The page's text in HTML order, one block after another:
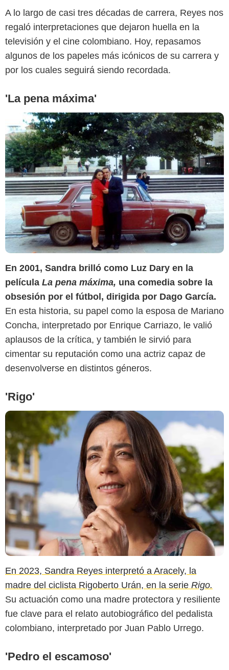
A lo largo de casi tres décadas de carrera, Reyes nos
regaló interpretaciones que dejaron huella en la
televisión y el cine colombiano. Hoy, repasamos
algunos de los papeles más icónicos de su carrera y
por los cuales seguirá siendo recordada.
'La pena máxima'
En 2001, Sandra brilló como Luz Dary en la
película La pena máxima, una comedia sobre la
obsesión por el fútbol, dirigida por Dago García.
En esta historia, su papel como la esposa de Mariano
Concha, interpretado por Enrique Carriazo, le valió
aplausos de la crítica, y también le sirvió para
cimentar su reputación como una actriz capaz de
desenvolverse en distintos géneros.
'Rigo'
El Universal
En 2023, Sandra Reyes interpretó a Aracely, la
madre del ciclista Rigoberto Urán, en la serie Rigo.
Su actuación como una madre protectora y resiliente
fue clave para el relato autobiográfico del pedalista
colombiano, interpretado por Juan Pablo Urrego.
'Pedro el escamoso'
Forbes Colombia